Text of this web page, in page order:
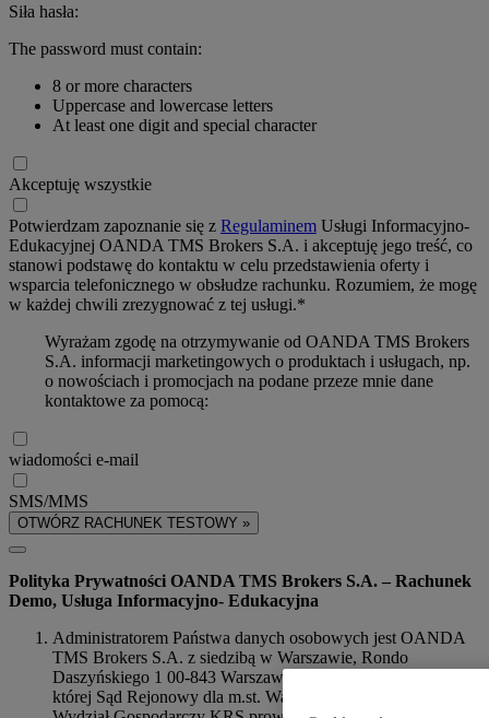
Siła hasła:
The password must contain:
8 or more characters
Uppercase and lowercase letters
At least one digit and special character
Akceptuję wszystkie
Potwierdzam zapoznanie się z Regulaminem Usługi Informacyjno-
Edukacyjnej OANDA TMS Brokers S.A. i akceptuję jego treść, co
stanowi podstawę do kontaktu w celu przedstawienia oferty i
wsparcia telefonicznego w obsłudze rachunku. Rozumiem, że mogę
w każdej chwili zrezygnować z tej usługi.*
Wyrażam zgodę na otrzymywanie od OANDA TMS Brokers
S.A. informacji marketingowych o produktach i usługach, np.
o nowościach i promocjach na podane przeze mnie dane
kontaktowe za pomocą:
wiadomości e-mail
SMS/MMS
OTWÓRZ RACHUNEK TESTOWY »
Polityka Prywatności OANDA TMS Brokers S.A. – Rachunek
Demo, Usługa Informacyjno- Edukacyjna
Administratorem Państwa danych osobowych jest OANDA
TMS Brokers S.A. z siedzibą w Warszawie, Rondo
Daszyńskiego 1 00-843 Warszawa, NIP 526-275-91-31, dla
której Sąd Rejonowy dla m.st. Warszawy w Warszawie, XIII